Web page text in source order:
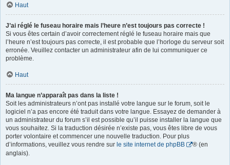
Haut
J’ai réglé le fuseau horaire mais l’heure n’est toujours pas correcte !
Si vous êtes certain d’avoir correctement réglé le fuseau horaire mais que
l’heure n’est toujours pas correcte, il est probable que l’horloge du serveur soit
erronée. Veuillez contacter un administrateur afin de lui communiquer ce
problème.
Haut
Ma langue n’apparaît pas dans la liste !
Soit les administrateurs n’ont pas installé votre langue sur le forum, soit le
logiciel n’a pas encore été traduit dans votre langue. Essayez de demander à
un administrateur du forum s’il est possible qu’il puisse installer la langue que
vous souhaitez. Si la traduction désirée n’existe pas, vous êtes libre de vous
porter volontaire et commencer une nouvelle traduction. Pour plus
d’informations, veuillez vous rendre sur le site internet de phpBB
® (en
anglais).